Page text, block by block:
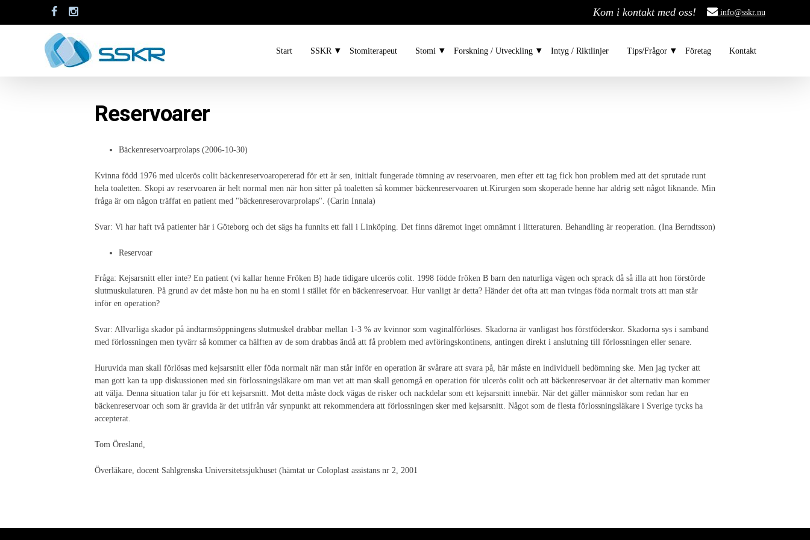
Kom i kontakt med oss! info@sskr.nu
Start SSKR Stomiterapeut Stomi Forskning / Utveckling Intyg / Riktlinjer Tips/Frågor Företag Kontakt
Reservoarer
Bäckenreservoarprolaps (2006-10-30)
Kvinna född 1976 med ulcerös colit bäckenreservoaropererad för ett år sen, initialt fungerade tömning av reservoaren, men efter ett tag fick hon problem med att det sprutade runt
hela toaletten. Skopi av reservoaren är helt normal men när hon sitter på toaletten så kommer bäckenreservoaren ut.Kirurgen som skoperade henne har aldrig sett något liknande. Min
fråga är om någon träffat en patient med "bäckenreserovarprolaps". (Carin Innala)
Svar: Vi har haft två patienter här i Göteborg och det sägs ha funnits ett fall i Linköping. Det finns däremot inget omnämnt i litteraturen. Behandling är reoperation. (Ina Berndtsson)
Reservoar
Fråga: Kejsarsnitt eller inte? En patient (vi kallar henne Fröken B) hade tidigare ulcerös colit. 1998 födde fröken B barn den naturliga vägen och sprack då så illa att hon förstörde
slutmuskulaturen. På grund av det måste hon nu ha en stomi i stället för en bäckenreservoar. Hur vanligt är detta? Händer det ofta att man tvingas föda normalt trots att man står
inför en operation?
Svar: Allvarliga skador på ändtarmsöppningens slutmuskel drabbar mellan 1-3 % av kvinnor som vaginalförlöses. Skadorna är vanligast hos förstföderskor. Skadorna sys i samband
med förlossningen men tyvärr så kommer ca hälften av de som drabbas ändå att få problem med avföringskontinens, antingen direkt i anslutning till förlossningen eller senare.
Huruvida man skall förlösas med kejsarsnitt eller föda normalt när man står inför en operation är svårare att svara på, här måste en individuell bedömning ske. Men jag tycker att
man gott kan ta upp diskussionen med sin förlossningsläkare om man vet att man skall genomgå en operation för ulcerös colit och att bäckenreservoar är det alternativ man kommer
att välja. Denna situation talar ju för ett kejsarsnitt. Mot detta måste dock vägas de risker och nackdelar som ett kejsarsnitt innebär. När det gäller människor som redan har en
bäckenreservoar och som är gravida är det utifrån vår synpunkt att rekommendera att förlossningen sker med kejsarsnitt. Något som de flesta förlossningsläkare i Sverige tycks ha
accepterat.
Tom Öresland,
Överläkare, docent Sahlgrenska Universitetssjukhuset (hämtat ur Coloplast assistans nr 2, 2001